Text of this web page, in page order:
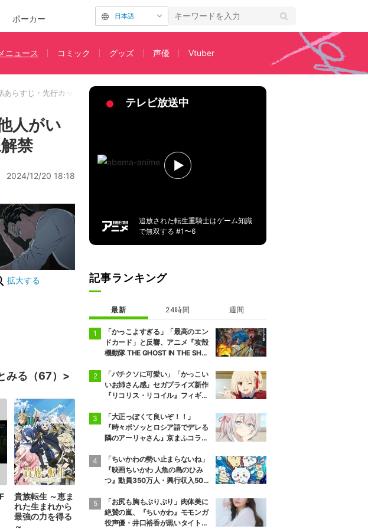
ポーカー 日本語
ニュース コミック グッズ 声優 Vtuber
らすじ・先行カット・予告映像解禁
人がい
禁
2024/12/20 18:18
拡大する
みる（67）
貴族転生 ～恵ま
れた生まれから
最強の力を得る
～
テレビ放送中
追放された転生重騎士はゲーム知識
で無双する #1〜6
記事ランキング
最新 24時間 週間
「かっこよすぎる」「最高のエン
ドカード」と反響、アニメ『攻殻
機動隊 THE GHOST IN THE SHEL
「バチクソに可愛い」「かっこい
いお姉さん感」セガプライズ新作
『リコリス・リコイル』フィギュ
「大正っぽくて良いぞ！！」
『時々ボソッとロシア語でデレる
隣のアーリャさん』京まふコラボ
「ちいかわの勢い止まらないね」
『映画ちいかわ 人魚の島のひみ
つ』動員350万人・興行収入50億
「お尻も胸もぷりぷり」肉体美に
絶賛の嵐、『ちいかわ』モモンガ
役声優・井口裕香が黒いタイトウ